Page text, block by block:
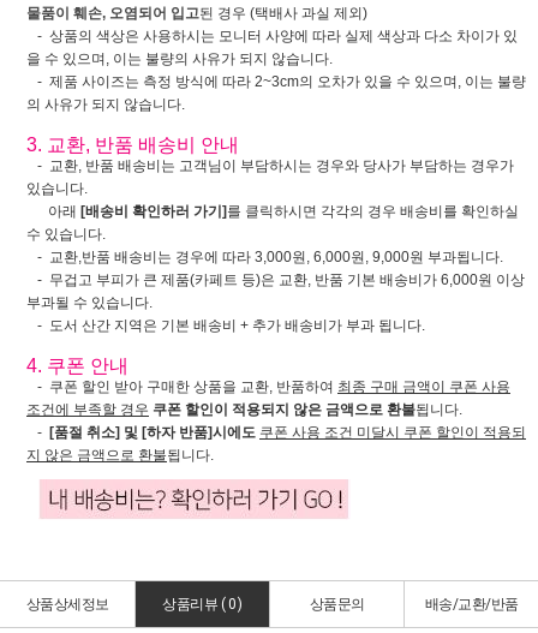
물품이 훼손, 오염되어 입고된 경우 (택배사 과실 제외)
- 상품의 색상은 사용하시는 모니터 사양에 따라 실제 색상과 다소 차이가 있
을 수 있으며, 이는 불량의 사유가 되지 않습니다.
- 제품 사이즈는 측정 방식에 따라 2~3cm의 오차가 있을 수 있으며, 이는 불량
의 사유가 되지 않습니다.
3. 교환, 반품 배송비 안내
- 교환, 반품 배송비는 고객님이 부담하시는 경우와 당사가 부담하는 경우가
있습니다.
아래 [배송비 확인하러 가기]를 클릭하시면 각각의 경우 배송비를 확인하실
수 있습니다.
- 교환,반품 배송비는 경우에 따라 3,000원, 6,000원, 9,000원 부과됩니다.
- 무겁고 부피가 큰 제품(카페트 등)은 교환, 반품 기본 배송비가 6,000원 이상
부과될 수 있습니다.
- 도서 산간 지역은 기본 배송비 + 추가 배송비가 부과 됩니다.
4. 쿠폰 안내
- 쿠폰 할인 받아 구매한 상품을 교환, 반품하여 최종 구매 금액이 쿠폰 사용
조건에 부족할 경우 쿠폰 할인이 적용되지 않은 금액으로 환불됩니다.
- [품절 취소] 및 [하자 반품]시에도 쿠폰 사용 조건 미달시 쿠폰 할인이 적용되
지 않은 금액으로 환불됩니다.
상품상세정보 상품리뷰 (0) 상품문의 배송/교환/반품